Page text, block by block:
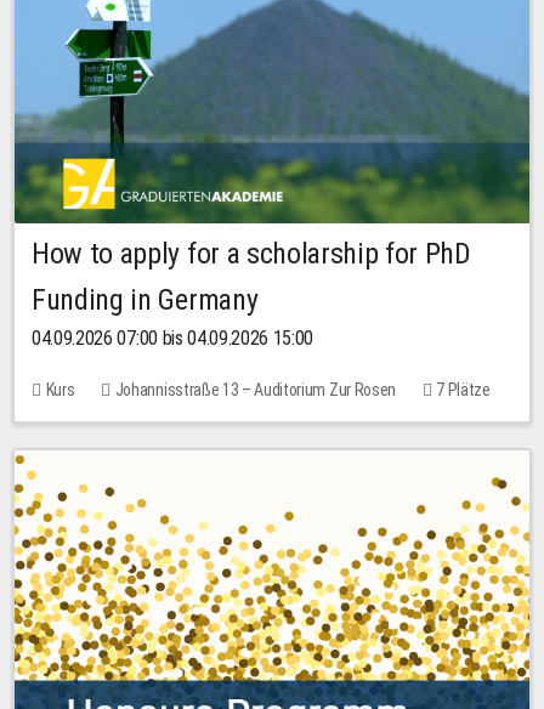
How to apply for a scholarship for PhD
Funding in Germany
04.09.2026 07:00 bis 04.09.2026 15:00
Kurs Johannisstraße 13 – Auditorium Zur Rosen
7 Plätze
10,00 EUR